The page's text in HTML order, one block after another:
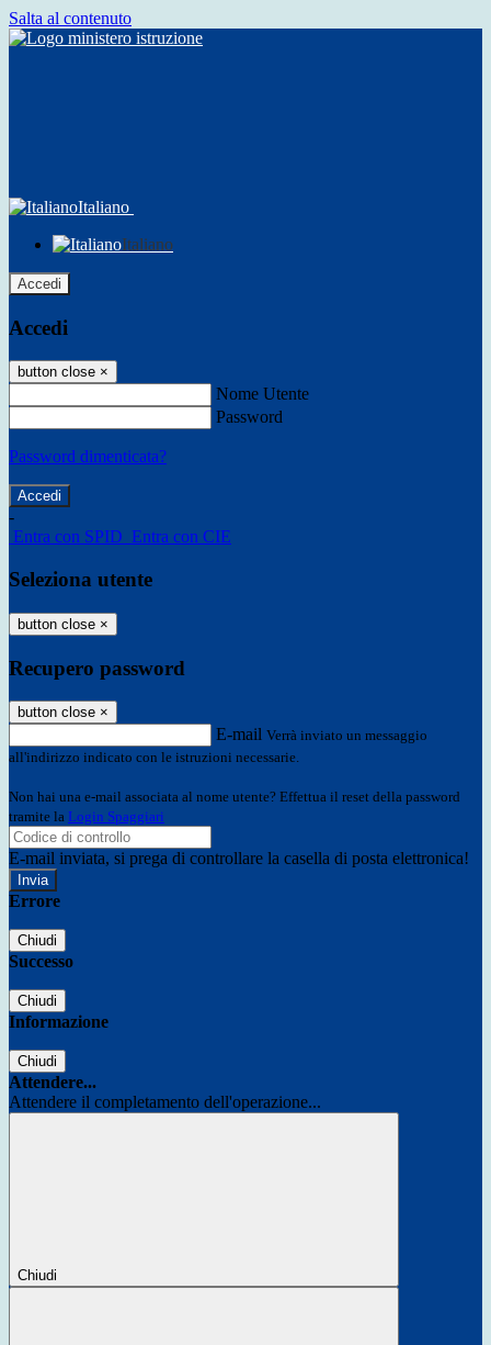
Salta al contenuto
Italiano
Italiano
Accedi
Accedi
button close ×
Nome Utente
Password
Password dimenticata?
-
Entra con SPID Entra con CIE
Seleziona utente
button close ×
Recupero password
button close ×
E-mail Verrà inviato un messaggio
all'indirizzo indicato con le istruzioni necessarie.
Non hai una e-mail associata al nome utente? Effettua il reset della password
tramite la Login Spaggiari
E-mail inviata, si prega di controllare la casella di posta elettronica!
Errore
Chiudi
Successo
Chiudi
Informazione
Chiudi
Attendere...
Attendere il completamento dell'operazione...
Chiudi